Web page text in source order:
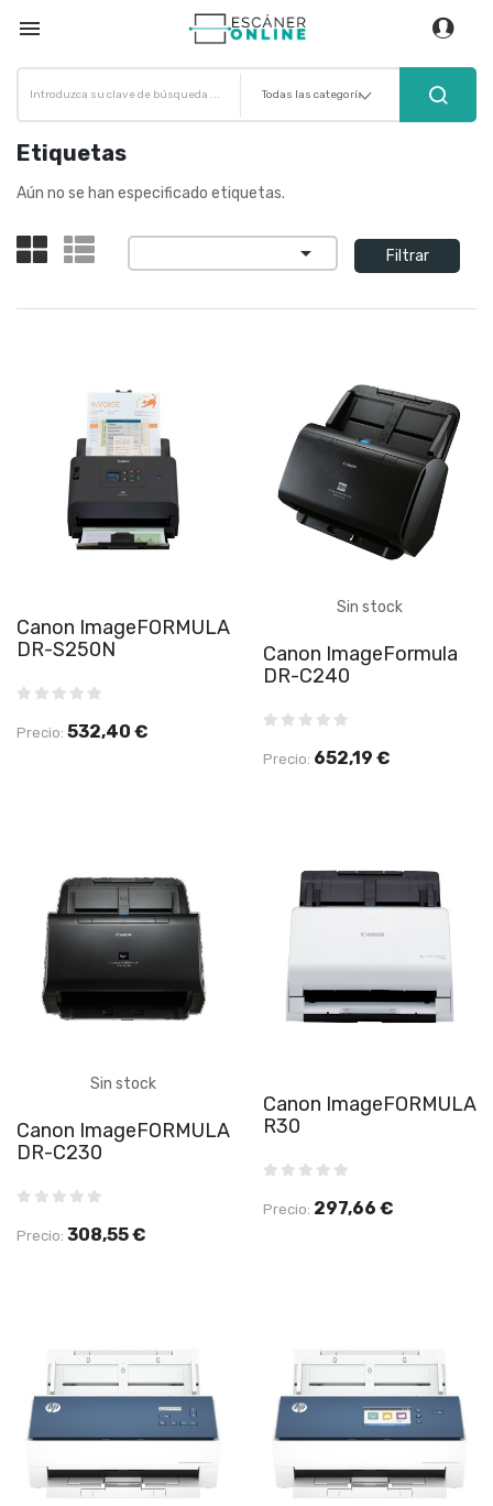

Etiquetas
Aún no se han especificado etiquetas.
 Filtrar
Canon ImageFORMULA
DR-S250N
Precio: 532,40 €
Sin stock
Canon ImageFormula
DR-C240
Precio: 652,19 €
Sin stock
Canon ImageFORMULA
DR-C230
Precio: 308,55 €
Canon ImageFORMULA
R30
Precio: 297,66 €